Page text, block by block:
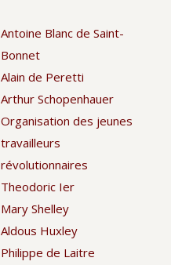
Antoine Blanc de Saint-
Bonnet
Alain de Peretti
Arthur Schopenhauer
Organisation des jeunes
travailleurs
révolutionnaires
Theodoric Ier
Mary Shelley
Aldous Huxley
Philippe de Laitre